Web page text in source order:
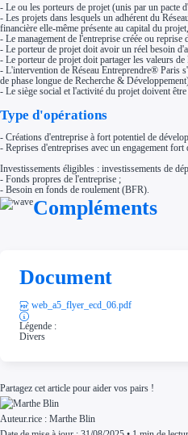
Ressources
FAQ
Blog
Nos guides
Nos
Contactez-
- Le ou les porteurs de projet (unis par un pacte
- Les projets dans lesquels un adhérent du
financière elle-même présente au capital du
- Le management de l'entreprise créée ou
- Le porteur de projet doit avoir un réel besoin
- Le porteur de projet doit partager les valeurs
- L'intervention de Réseau Entreprendre® Paris
de phase longue de Recherche &
- Le siège social et l'activité du projet doivent
Type d'opérations
- Créations d'entreprise à fort potentiel de
- Reprises d'entreprises avec un engagement
Investissements éligibles : investissements de
- Fonds propres de l'entreprise ;
- Besoin en fonds de roulement (BFR).
Compléments
Document
web_a5_flyer_ecd_06.pdf
Légende :
Divers
Partagez cet article pour aider vos pairs !
Auteur.rice : Marthe Blin